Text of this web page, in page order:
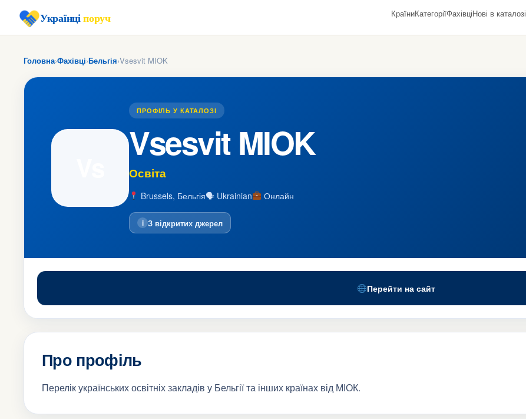
Українціпоруч КраїниКатегоріїФахівціНові в каталозі
Головна›Фахівці›Бельгія›Vsesvit MIOK
ПРОФІЛЬ У КАТАЛОЗІ
Vsesvit MIOK
Освіта
Brussels, Бельгія🗣 Ukrainian Онлайн
i З відкритих джерел
Перейти на сайт
Про профіль
Перелік українських освітніх закладів у Бельгії та інших країнах від МІОК.